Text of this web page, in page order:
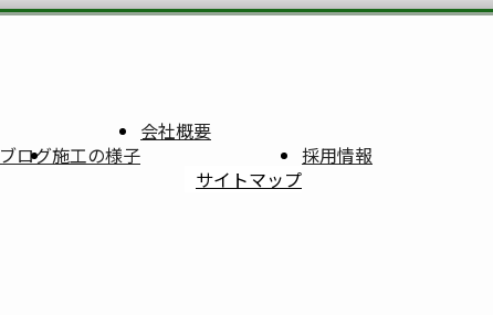
ブログ施工の様子
会社概要
サイトマップ
採用情報